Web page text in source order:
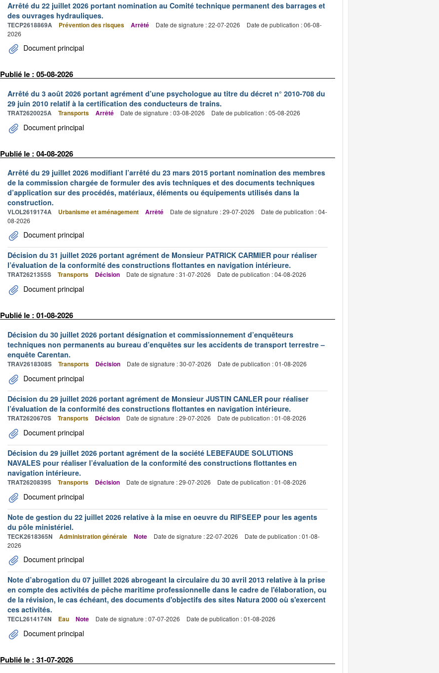
Arrêté du 22 juillet 2026 portant nomination au Comité technique permanent des barrages et
des ouvrages hydrauliques.
TECP2618869A Prévention des risques Arrêté Date de signature : 22-07-2026
Date de publication : 06-08-
2026
Document principal
Publié le : 05-08-2026
Arrêté du 3 août 2026 portant agrément d’une psychologue au titre du décret n° 2010-708 du
29 juin 2010 relatif à la certification des conducteurs de trains.
TRAT2620025A Transports Arrêté Date de signature : 03-08-2026 Date de publication : 05-08-2026
Document principal
Publié le : 04-08-2026
Arrêté du 29 juillet 2026 modifiant l’arrêté du 23 mars 2015 portant nomination des membres
de la commission chargée de formuler des avis techniques et des documents techniques
d’application sur des procédés, matériaux, éléments ou équipements utilisés dans la
construction.
VLOL2619174A Urbanisme et aménagement Arrêté Date de signature : 29-07-2026
Date de publication : 04-
08-2026
Document principal
Décision du 31 juillet 2026 portant agrément de Monsieur PATRICK CARMIER pour réaliser
l’évaluation de la conformité des constructions flottantes en navigation intérieure.
TRAT2621355S Transports Décision Date de signature : 31-07-2026 Date de publication : 04-08-2026
Document principal
Publié le : 01-08-2026
Décision du 30 juillet 2026 portant désignation et commissionnement d’enquêteurs
techniques non permanents au bureau d’enquêtes sur les accidents de transport terrestre –
enquête Carentan.
TRAV2618308S Transports Décision Date de signature : 30-07-2026 Date de publication : 01-08-2026
Document principal
Décision du 29 juillet 2026 portant agrément de Monsieur JUSTIN CANLER pour réaliser
l’évaluation de la conformité des constructions flottantes en navigation intérieure.
TRAT2620670S Transports Décision Date de signature : 29-07-2026 Date de publication : 01-08-2026
Document principal
Décision du 29 juillet 2026 portant agrément de la société LEBEFAUDE SOLUTIONS
NAVALES pour réaliser l’évaluation de la conformité des constructions flottantes en
navigation intérieure.
TRAT2620839S Transports Décision Date de signature : 29-07-2026 Date de publication : 01-08-2026
Document principal
Note de gestion du 22 juillet 2026 relative à la mise en oeuvre du RIFSEEP pour les agents
du pôle ministériel.
TECK2618365N Administration générale Note Date de signature : 22-07-2026
Date de publication : 01-08-
2026
Document principal
Note d’abrogation du 07 juillet 2026 abrogeant la circulaire du 30 avril 2013 relative à la prise
en compte des activités de pêche maritime professionnelle dans le cadre de l'élaboration, ou
de la révision, le cas échéant, des documents d'objectifs des sites Natura 2000 où s'exercent
ces activités.
TECL2614174N Eau Note Date de signature : 07-07-2026 Date de publication : 01-08-2026
Document principal
Publié le : 31-07-2026